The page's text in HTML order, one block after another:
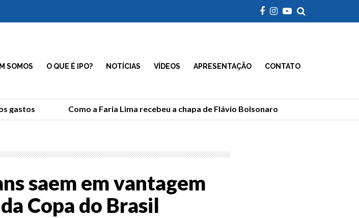
SOMOS O QUE É IPO? NOTÍCIAS VÍDEOS APRESENTAÇÃO CONTATO
gastos Como a Faria Lima recebeu a chapa de Flávio Bolsonaro
saem em vantagem
Copa do Brasil